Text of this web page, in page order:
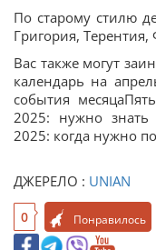
По старому стилю
Григория, Терентия,
Вас также могут
календарь на
события
2025: нужно
2025: когда нужно
ДЖЕРЕЛО : UNIAN
0 Понравилось